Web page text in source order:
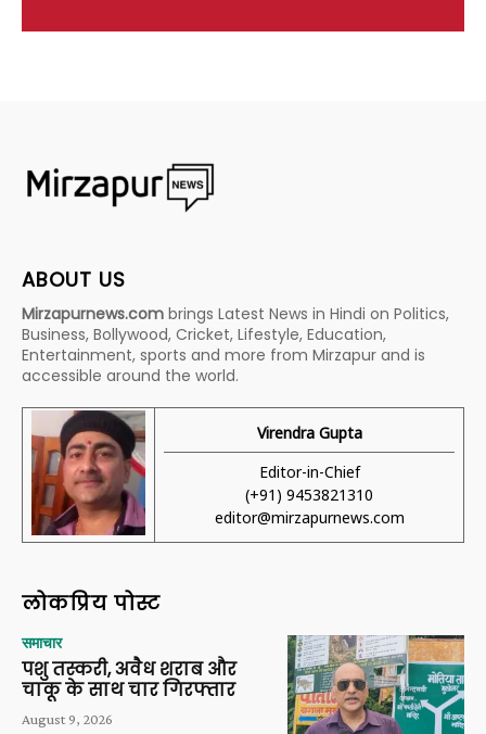
ABOUT US
Mirzapurnews.com brings Latest News in Hindi on Politics,
Business, Bollywood, Cricket, Lifestyle, Education,
Entertainment, sports and more from Mirzapur and is
accessible around the world.
Virendra Gupta
Editor-in-Chief
(+91) 9453821310
editor@mirzapurnews.com
लोकप्रिय पोस्ट
समाचार
पशु तस्करी, अवैध शराब और
चाकू के साथ चार गिरफ्तार
August 9, 2026